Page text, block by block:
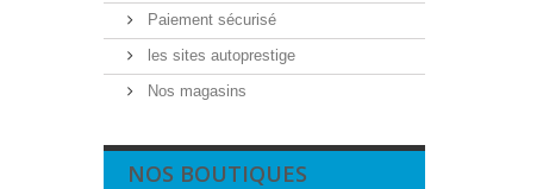
Paiement sécurisé
les sites autoprestige
Nos magasins
NOS BOUTIQUES